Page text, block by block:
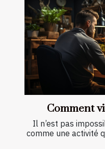
Comment
Il n’est pas
comme une activité